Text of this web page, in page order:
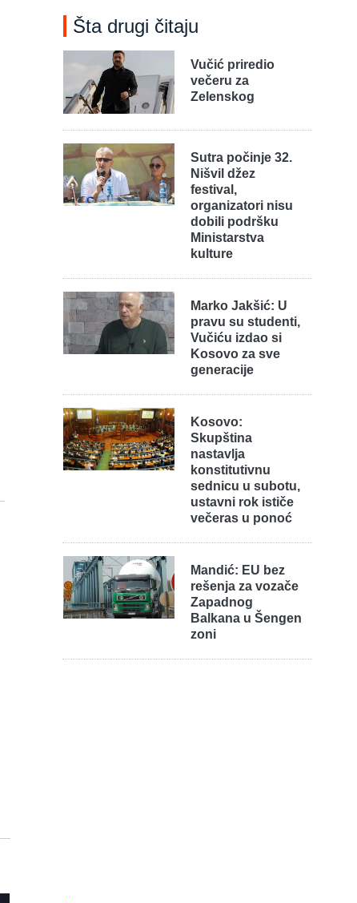
Šta drugi čitaju
Vučić priredio
večeru za
Zelenskog
Sutra počinje 32.
Nišvil džez
festival,
organizatori nisu
dobili podršku
Ministarstva
kulture
Marko Jakšić: U
pravu su studenti,
Vučiću izdao si
Kosovo za sve
generacije
Kosovo:
Skupština
nastavlja
konstitutivnu
sednicu u subotu,
ustavni rok ističe
večeras u ponoć
Mandić: EU bez
rešenja za vozače
Zapadnog
Balkana u Šengen
zoni